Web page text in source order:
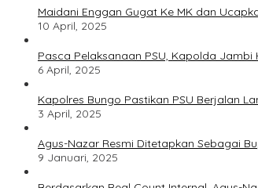
Maidani Enggan Gugat Ke MK dan
10 April, 2025
Pasca Pelaksanaan PSU, Kapolda
6 April, 2025
Kapolres Bungo Pastikan PSU Berjalan
3 April, 2025
Agus-Nazar Resmi Ditetapkan Sebagai
9 Januari, 2025